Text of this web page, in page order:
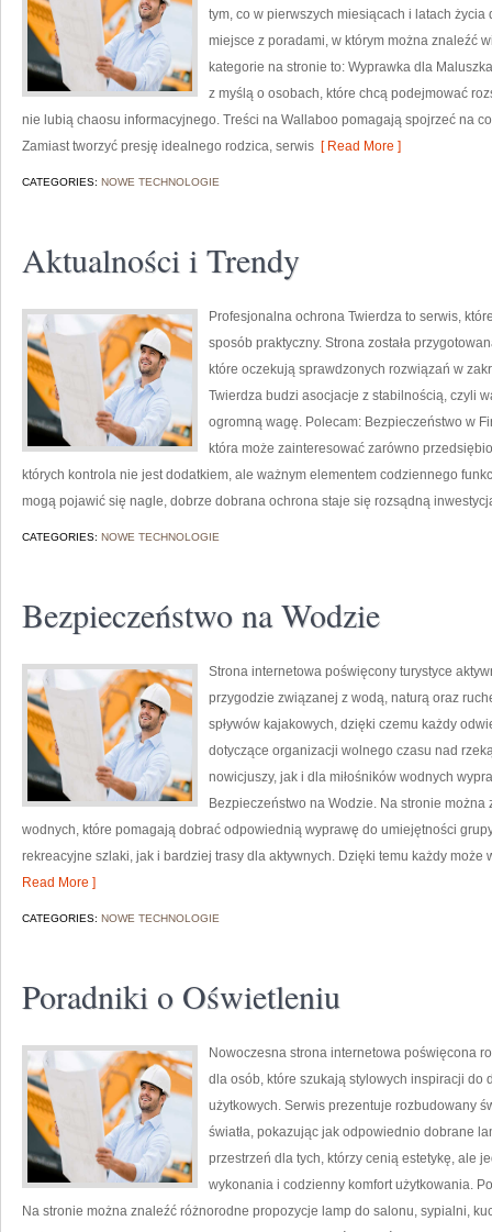
tym, co w pierwszych miesiącach i latach
miejsce z poradami, w którym można znaleźć
kategorie na stronie to: Wyprawka dla
z myślą o osobach, które chcą podejmować
nie lubią chaosu informacyjnego. Treści na Wallaboo pomagają spojrzeć na
Zamiast tworzyć presję idealnego rodzica, serwis [ Read More ]
CATEGORIES: NOWE TECHNOLOGIE
Aktualności i Trendy
Profesjonalna ochrona Twierdza to serwis,
sposób praktyczny. Strona została
które oczekują sprawdzonych rozwiązań w
Twierdza budzi asocjacje z stabilnością, czyli
ogromną wagę. Polecam: Bezpieczeństwo w
która może zainteresować zarówno
których kontrola nie jest dodatkiem, ale ważnym elementem codziennego
mogą pojawić się nagle, dobrze dobrana ochrona staje się rozsądną
CATEGORIES: NOWE TECHNOLOGIE
Bezpieczeństwo na Wodzie
Strona internetowa poświęcony turystyce
przygodzie związanej z wodą, naturą oraz
spływów kajakowych, dzięki czemu każdy
dotyczące organizacji wolnego czasu nad
nowicjuszy, jak i dla miłośników wodnych
Bezpieczeństwo na Wodzie. Na stronie
wodnych, które pomagają dobrać odpowiednią wyprawę do umiejętności
rekreacyjne szlaki, jak i bardziej trasy dla aktywnych. Dzięki temu każdy
Read More ]
CATEGORIES: NOWE TECHNOLOGIE
Poradniki o Oświetleniu
Nowoczesna strona internetowa poświęcona
dla osób, które szukają stylowych inspiracji do
użytkowych. Serwis prezentuje rozbudowany
światła, pokazując jak odpowiednio dobrane
przestrzeń dla tych, którzy cenią estetykę, ale
wykonania i codzienny komfort użytkowania.
Na stronie można znaleźć różnorodne propozycje lamp do salonu, sypialni,